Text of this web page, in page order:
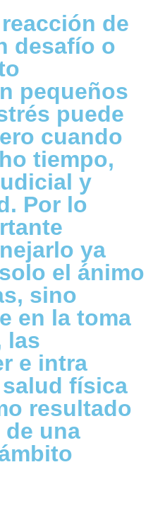
de
desafío o
pequeños
puede
cuando
tiempo,
y
Por lo
ya
el ánimo
sino
en la toma
las
e intra
física
resultado
una